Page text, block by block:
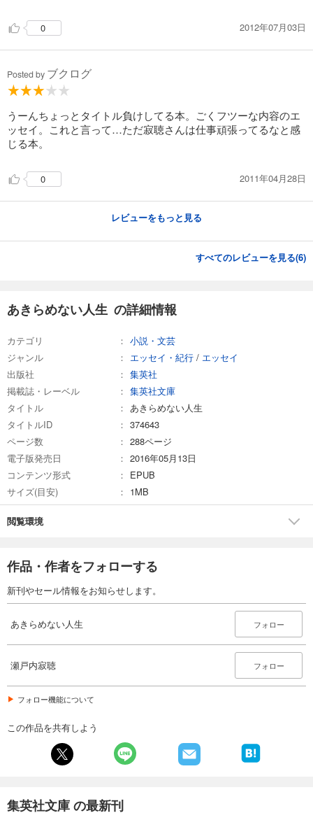
0 2012年07月03日
Posted by ブクログ
うーんちょっとタイトル負けしてる本。ごくフツーな内容のエ
ッセイ。これと言って…ただ寂聴さんは仕事頑張ってるなと感
じる本。
0 2011年04月28日
レビューをもっと見る
すべてのレビューを見る(6)
あきらめない人生 の詳細情報
カテゴリ
小説・文芸
ジャンル
エッセイ・紀行 / エッセイ
出版社
集英社
掲載誌・レーベル
集英社文庫
タイトル
あきらめない人生
タイトルID
374643
ページ数
288ページ
電子版発売日
2016年05月13日
コンテンツ形式
EPUB
サイズ(目安)
1MB
閲覧環境
作品・作者をフォローする
新刊やセール情報をお知らせします。
あきらめない人生 フォロー
瀬戸内寂聴 フォロー
フォロー機能について
この作品を共有しよう
集英社文庫 の最新刊